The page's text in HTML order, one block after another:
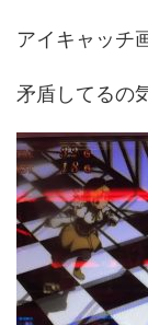
アイキャッチ
矛盾してるの